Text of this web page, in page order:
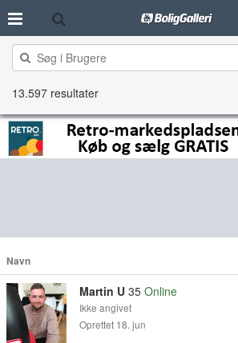
13.597 resultater
Navn
Martin U 35 Online
Ikke angivet
Oprettet 18. jun